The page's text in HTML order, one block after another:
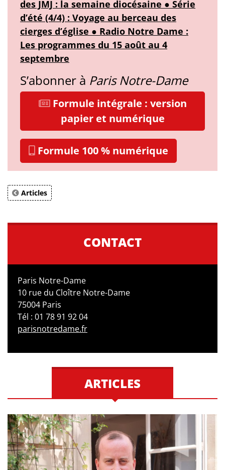
des JMJ : la semaine diocésaine ● Série
d’été (4/4) : Voyage au berceau des
cierges d’église ● Radio Notre Dame :
Les programmes du 15 août au 4
septembre
S’abonner à Paris Notre-Dame
Formule intégrale : version
papier et numérique
Formule 100 % numérique
Articles
CONTACT
Paris Notre-Dame
10 rue du Cloître Notre-Dame
75004 Paris
Tél : 01 78 91 92 04
parisnotredame.fr
ARTICLES